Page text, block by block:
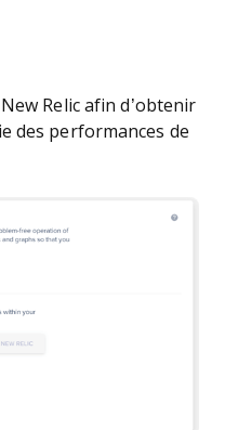
Relic afin d’obtenir
des performances de